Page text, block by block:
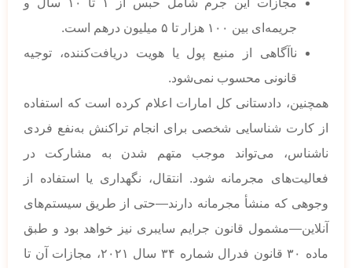
مجازات این جرم شامل حبس از ۱ تا ۱۰ سال و
جریمه‌ای بین ۱۰۰ هزار تا ۵ میلیون درهم است.
ناآگاهی از منبع پول یا هویت دریافت‌کننده، توجیه
قانونی محسوب نمی‌شود.
همچنین، دادستانی کل امارات اعلام کرده است که استفاده
از کارت شناسایی شخصی برای انجام تراکنش به‌نفع فردی
ناشناس، می‌تواند موجب متهم شدن به مشارکت در
فعالیت‌های مجرمانه شود. انتقال، نگهداری یا استفاده از
وجوهی که منشأ مجرمانه دارند—حتی از طریق سیستم‌های
آنلاین—مشمول قانون جرایم سایبری نیز خواهد بود و طبق
ماده ۳۰ قانون فدرال شماره ۳۴ سال ۲۰۲۱، مجازات آن تا